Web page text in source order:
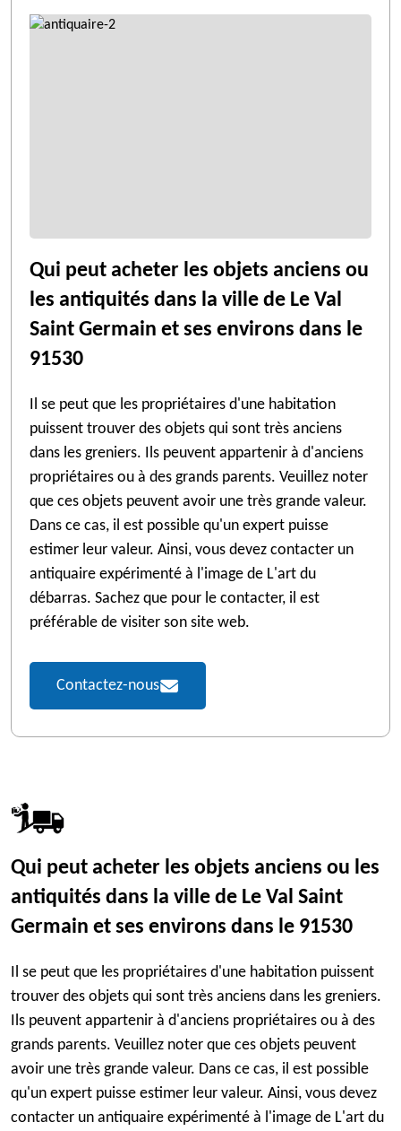
Qui peut acheter les objets anciens ou
les antiquités dans la ville de Le Val
Saint Germain et ses environs dans le
91530
Il se peut que les propriétaires d'une habitation
puissent trouver des objets qui sont très anciens
dans les greniers. Ils peuvent appartenir à d'anciens
propriétaires ou à des grands parents. Veuillez noter
que ces objets peuvent avoir une très grande valeur.
Dans ce cas, il est possible qu'un expert puisse
estimer leur valeur. Ainsi, vous devez contacter un
antiquaire expérimenté à l'image de L'art du
débarras. Sachez que pour le contacter, il est
préférable de visiter son site web.
Contactez-nous
Qui peut acheter les objets anciens ou les
antiquités dans la ville de Le Val Saint
Germain et ses environs dans le 91530
Il se peut que les propriétaires d'une habitation puissent
trouver des objets qui sont très anciens dans les greniers.
Ils peuvent appartenir à d'anciens propriétaires ou à des
grands parents. Veuillez noter que ces objets peuvent
avoir une très grande valeur. Dans ce cas, il est possible
qu'un expert puisse estimer leur valeur. Ainsi, vous devez
contacter un antiquaire expérimenté à l'image de L'art du